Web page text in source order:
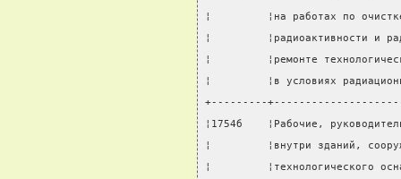
¦         ¦на работах по очистке
¦         ¦радиоактивности и
¦         ¦ремонте
¦         ¦в условиях
+---------
¦1754б    ¦Рабочие,
¦         ¦внутри зданий,
¦         ¦технологического